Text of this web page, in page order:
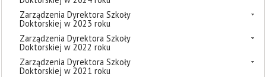
Zarządzenia Dyrektora Szkoły
Doktorskiej w 2023 roku
Zarządzenia Dyrektora Szkoły
Doktorskiej w 2022 roku
Zarządzenia Dyrektora Szkoły
Doktorskiej w 2021 roku